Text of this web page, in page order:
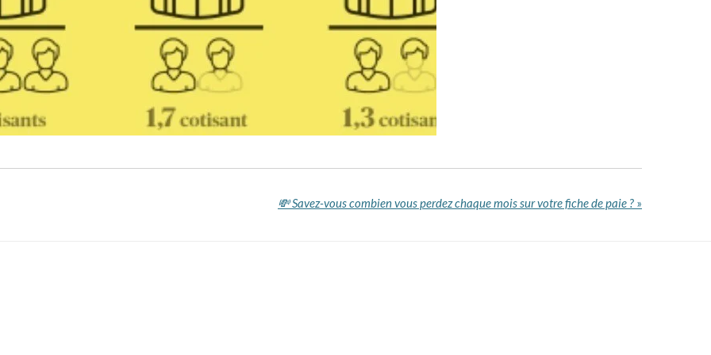
💸 Savez-vous combien vous perdez chaque mois sur votre fiche de paie ? »